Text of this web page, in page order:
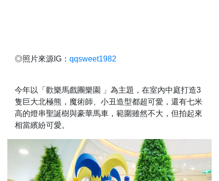
◎照片來源IG： qqsweet1982
今年以「歡樂馬戲團樂園 」為主題，在室內中庭打造3
隻巨大北極熊，魔術師、小丑造型都超可愛，還有七米
高的燈串聖誕樹與豪華馬車，範圍雖然不大，但拍起來
相當繽紛可愛。